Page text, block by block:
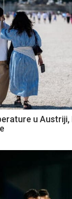
u Austriji,